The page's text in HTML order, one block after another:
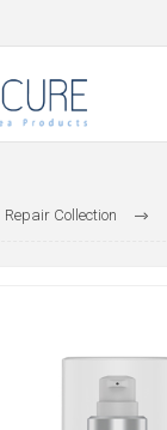
Repair Collection